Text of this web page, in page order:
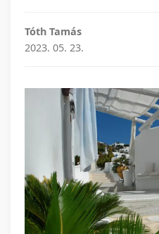
Tóth Tamás
2023. 05. 23.